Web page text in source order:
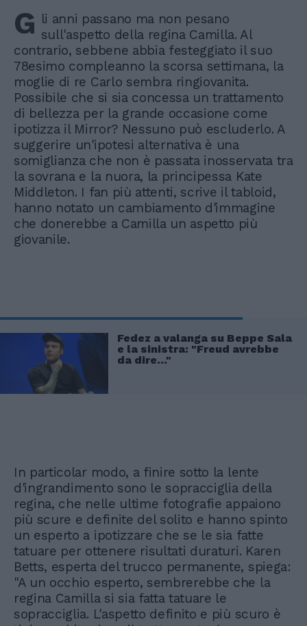
G li anni passano ma non pesano
sull'aspetto della regina Camilla. Al
contrario, sebbene abbia festeggiato il suo
78esimo compleanno la scorsa settimana, la
moglie di re Carlo sembra ringiovanita.
Possibile che si sia concessa un trattamento
di bellezza per la grande occasione come
ipotizza il Mirror? Nessuno può escluderlo. A
suggerire un'ipotesi alternativa è una
somiglianza che non è passata inosservata tra
la sovrana e la nuora, la principessa Kate
Middleton. I fan più attenti, scrive il tabloid,
hanno notato un cambiamento d'immagine
che donerebbe a Camilla un aspetto più
giovanile.
Fedez a valanga su Beppe Sala
e la sinistra: "Freud avrebbe
da dire..."
In particolar modo, a finire sotto la lente
d'ingrandimento sono le sopracciglia della
regina, che nelle ultime fotografie appaiono
più scure e definite del solito e hanno spinto
un esperto a ipotizzare che se le sia fatte
tatuare per ottenere risultati duraturi. Karen
Betts, esperta del trucco permanente, spiega:
"A un occhio esperto, sembrerebbe che la
regina Camilla si sia fatta tatuare le
sopracciglia. L'aspetto definito e più scuro è